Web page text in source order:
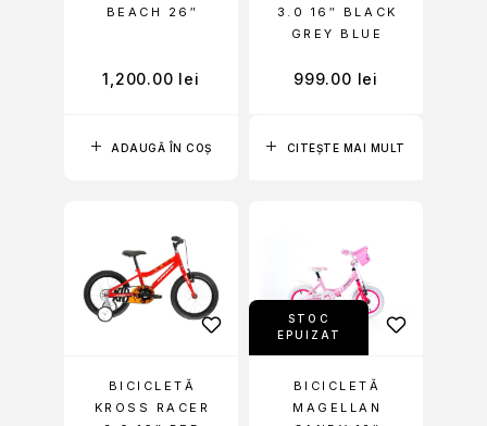
ADAUGĂ ÎN COȘ
BEACH 26″
1,200.00 lei
CITEȘTE MAI MULT
3.0 16″ BLACK
GREY BLUE
999.00 lei
BICICLETĂ
KROSS RACER
STOC
EPUIZAT
BICICLETĂ
MAGELLAN